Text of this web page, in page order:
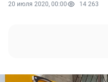
20 июля 2020, 00:00 14 263